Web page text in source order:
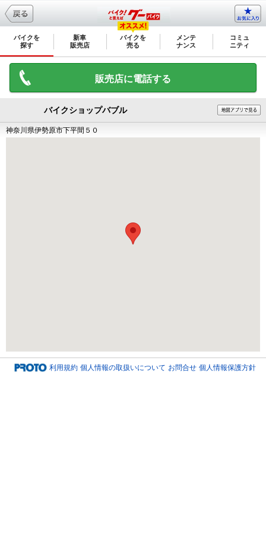
バイクを
探す
新車
販売店
バイクを
売る
メンテ
ナンス
コミュ
ニティ
販売店に電話する
バイクショップバブル
神奈川県伊勢原市下平間５０
利用規約 個人情報の取扱いについて お問合せ 個人情報保護方針